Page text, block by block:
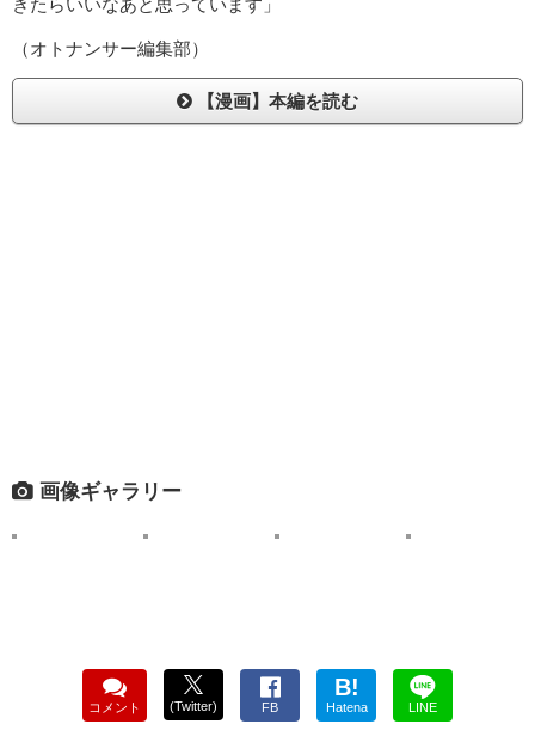
きたらいいなあと思っています」
（オトナンサー編集部）
【漫画】本編を読む
画像ギャラリー
コメント (Twitter) FB
B!
Hatena LINE